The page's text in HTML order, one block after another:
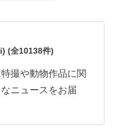
(全10138件)
撮や動物作品に関
ニュースをお届